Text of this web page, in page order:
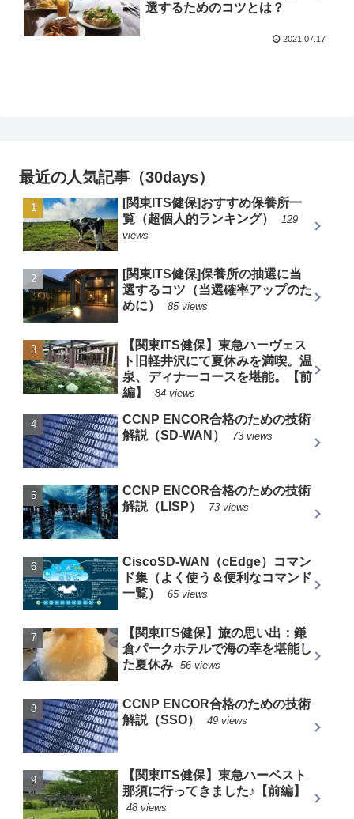
選するためのコツとは？
2021.07.17
最近の人気記事（30days）
[関東ITS健保]おすすめ保養所一
覧（超個人的ランキング）
129
views
[関東ITS健保]保養所の抽選に当
選するコツ（当選確率アップのた
めに）
85 views
【関東ITS健保】東急ハーヴェス
ト旧軽井沢にて夏休みを満喫。温
泉、ディナーコースを堪能。【前
編】
84 views
CCNP ENCOR合格のための技術
解説（SD-WAN）
73 views
CCNP ENCOR合格のための技術
解説（LISP）
73 views
CiscoSD-WAN（cEdge）コマン
ド集（よく使う＆便利なコマンド
一覧）
65 views
【関東ITS健保】旅の思い出：鎌
倉パークホテルで海の幸を堪能し
た夏休み
56 views
CCNP ENCOR合格のための技術
解説（SSO）
49 views
【関東ITS健保】東急ハーベスト
那須に行ってきました♪【前編】
48 views